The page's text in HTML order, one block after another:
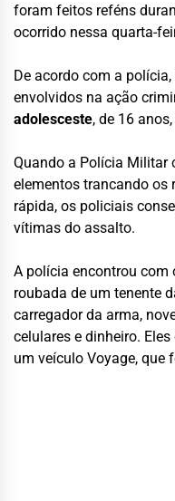
foram feitos reféns
ocorrido nessa quarta-
De acordo com a
envolvidos na ação
adolesceste, de 16
Quando a Polícia Militar
elementos trancando os
rápida, os policiais
vítimas do assalto.
A polícia encontrou com
roubada de um tenente
carregador da arma,
celulares e dinheiro.
um veículo Voyage, que